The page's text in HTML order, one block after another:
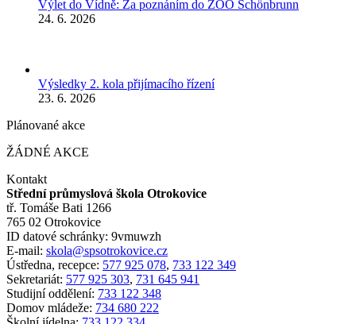
Výlet do Vídně: Za poznáním do ZOO Schönbrunn
24. 6. 2026
Výsledky 2. kola přijímacího řízení
23. 6. 2026
Plánované akce
ŽÁDNÉ AKCE
Kontakt
Střední průmyslová škola Otrokovice
tř. Tomáše Bati 1266
765 02 Otrokovice
ID datové schránky: 9vmuwzh
E-mail: skola@spsotrokovice.cz
Ústředna, recepce: 577 925 078, 733 122 349
Sekretariát: 577 925 303, 731 645 941
Studijní oddělení: 733 122 348
Domov mládeže: 734 680 222